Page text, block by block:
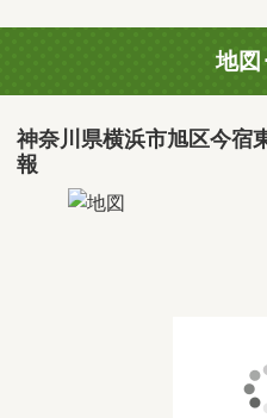
地図
神奈川県横浜市旭区今宿
報